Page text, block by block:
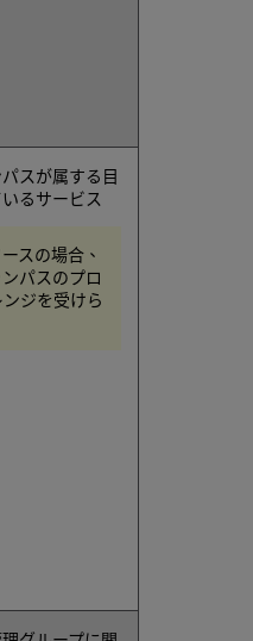
スが属する目
るサービス
スの場合、
パスのプロ
ジを受けら